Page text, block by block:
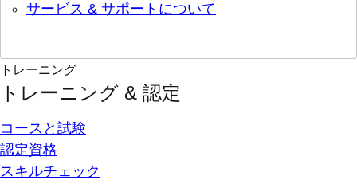
サービス & サポートについて
トレーニング
トレーニング & 認定
コースと試験
認定資格
スキルチェック